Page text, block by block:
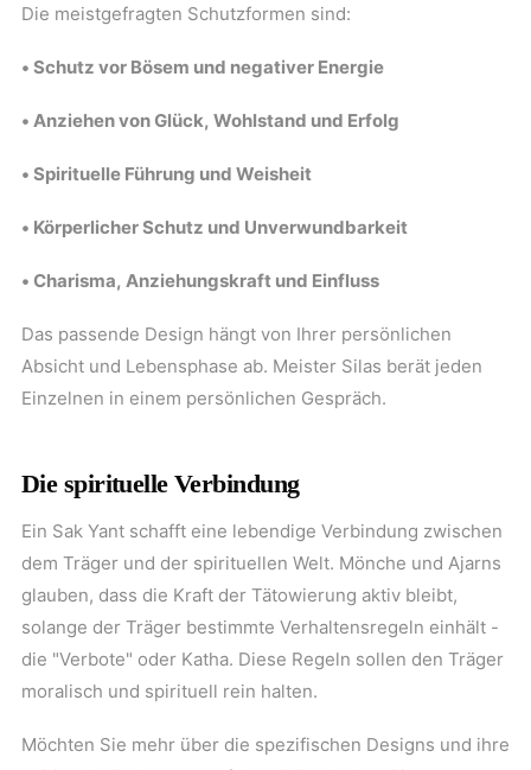
Die meistgefragten Schutzformen sind:
• Schutz vor Bösem und negativer Energie
• Anziehen von Glück, Wohlstand und Erfolg
• Spirituelle Führung und Weisheit
• Körperlicher Schutz und Unverwundbarkeit
• Charisma, Anziehungskraft und Einfluss
Das passende Design hängt von Ihrer persönlichen
Absicht und Lebensphase ab. Meister Silas berät jeden
Einzelnen in einem persönlichen Gespräch.
Die spirituelle Verbindung
Ein Sak Yant schafft eine lebendige Verbindung zwischen
dem Träger und der spirituellen Welt. Mönche und Ajarns
glauben, dass die Kraft der Tätowierung aktiv bleibt,
solange der Träger bestimmte Verhaltensregeln einhält -
die "Verbote" oder Katha. Diese Regeln sollen den Träger
moralisch und spirituell rein halten.
Möchten Sie mehr über die spezifischen Designs und ihre